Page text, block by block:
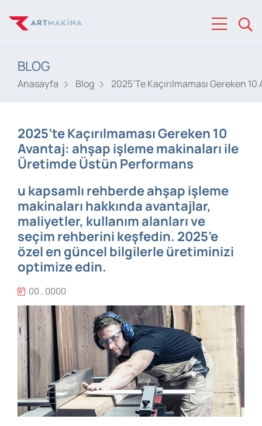
BLOG
Anasayfa Blog 2025’Te Kaçırılmaması Gereken
2025’te Kaçırılmaması Gereken 10
Avantaj: ahşap işleme makinaları ile
Üretimde Üstün Performans
u kapsamlı rehberde ahşap işleme
makinaları hakkında avantajlar,
maliyetler, kullanım alanları ve
seçim rehberini keşfedin. 2025’e
özel en güncel bilgilerle üretiminizi
optimize edin.
00 , 0000